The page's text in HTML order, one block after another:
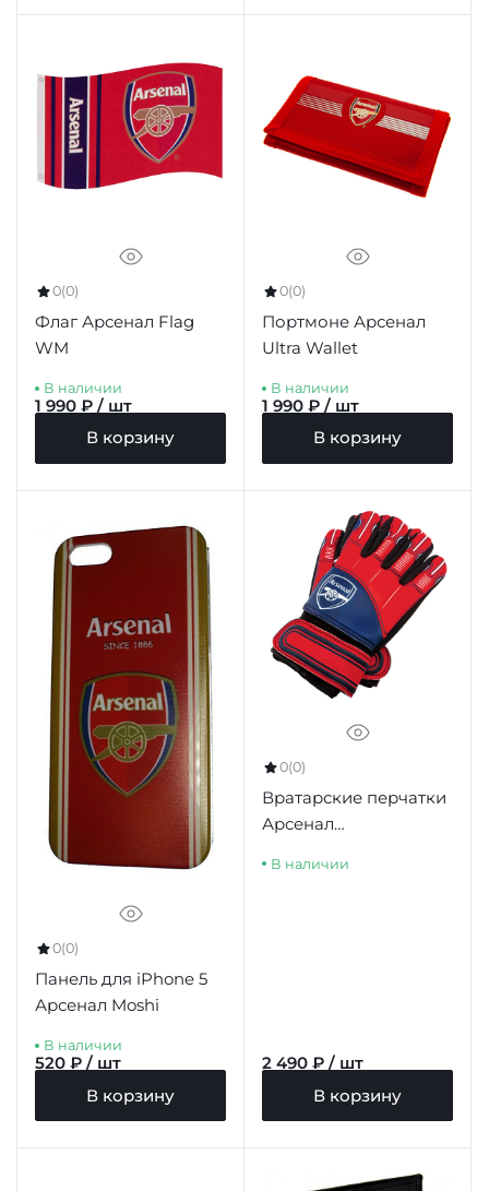
0(0)
Флаг Арсенал Flag
WM
В наличии
1 990 ₽ / шт
В корзину
0(0)
Портмоне Арсенал
Ultra Wallet
В наличии
1 990 ₽ / шт
В корзину
0(0)
Панель для iPhone 5
Арсенал Moshi
В наличии
520 ₽ / шт
В корзину
0(0)
Вратарские перчатки
Арсенал
Goalkeeper Gloves
В наличии
2 490 ₽ / шт
В корзину